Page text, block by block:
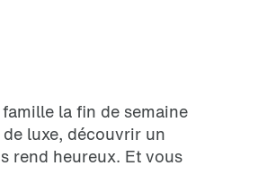
la fin de semaine
luxe, découvrir un
rend heureux. Et vous